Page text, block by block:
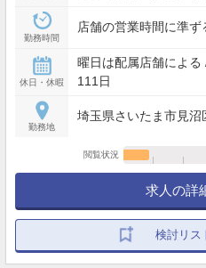
勤務時間
店舗の営業時間に準ず
休日・休暇
曜日は配属店舗によ
111日
勤務地
埼玉県さいたま市見沼
閲覧状況
求人の詳
検討リス